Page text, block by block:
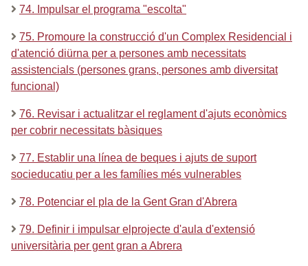
74. Impulsar el programa "escolta"
75. Promoure la construcció d'un Complex Residencial i
d'atenció diürna per a persones amb necessitats
assistencials (persones grans, persones amb diversitat
funcional)
76. Revisar i actualitzar el reglament d'ajuts econòmics
per cobrir necessitats bàsiques
77. Establir una línea de beques i ajuts de suport
socieducatiu per a les famílies més vulnerables
78. Potenciar el pla de la Gent Gran d'Abrera
79. Definir i impulsar elprojecte d'aula d'extensió
universitària per gent gran a Abrera